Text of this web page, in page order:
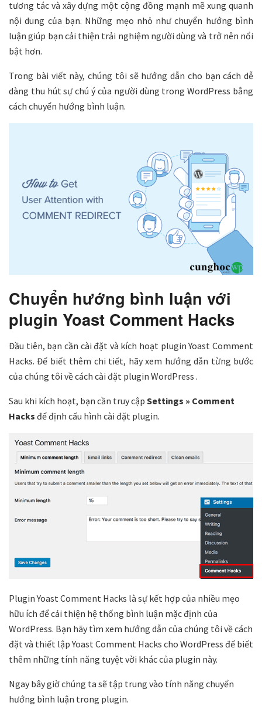
tương tác và xây dựng một cộng đồng mạnh mẽ xung quanh
nội dung của bạn. Những mẹo nhỏ như chuyển hướng bình
luận giúp bạn cải thiện trải nghiệm người dùng và trở nên nổi
bật hơn.
Trong bài viết này, chúng tôi sẽ hướng dẫn cho bạn cách dễ
dàng thu hút sự chú ý của người dùng trong WordPress bằng
cách chuyển hướng bình luận.
Chuyển hướng bình luận với
plugin Yoast Comment Hacks
Đầu tiên, bạn cần cài đặt và kích hoạt plugin Yoast Comment
Hacks. Để biết thêm chi tiết, hãy xem hướng dẫn từng bước
của chúng tôi về cách cài đặt plugin WordPress .
Sau khi kích hoạt, bạn cần truy cập Settings » Comment
Hacks để định cấu hình cài đặt plugin.
Plugin Yoast Comment Hacks là sự kết hợp của nhiều mẹo
hữu ích để cải thiện hệ thống bình luận mặc định của
WordPress. Bạn hãy tìm xem hướng dẫn của chúng tôi về cách
đặt và thiết lập Yoast Comment Hacks cho WordPress để biết
thêm những tính năng tuyệt vời khác của plugin này.
Ngay bây giờ chúng ta sẽ tập trung vào tính năng chuyển
hướng bình luận trong plugin.